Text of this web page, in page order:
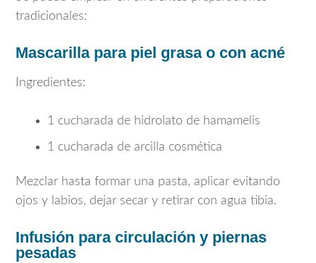
tradicionales:
Mascarilla para piel grasa o con acné
Ingredientes:
1 cucharada de hidrolato de hamamelis
1 cucharada de arcilla cosmética
Mezclar hasta formar una pasta, aplicar evitando
ojos y labios, dejar secar y retirar con agua tibia.
Infusión para circulación y piernas
pesadas